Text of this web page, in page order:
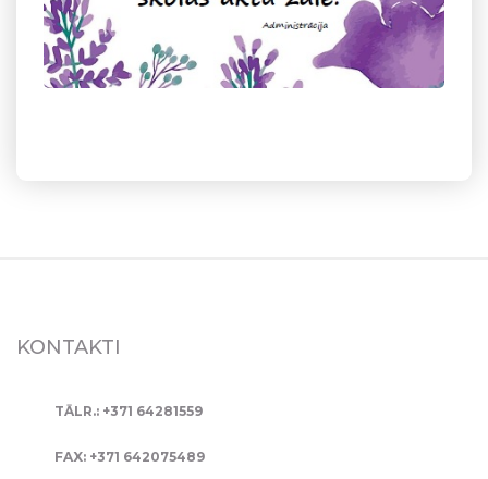
KONTAKTI
TĀLR.: +371 64281559
FAX: +371 642075489